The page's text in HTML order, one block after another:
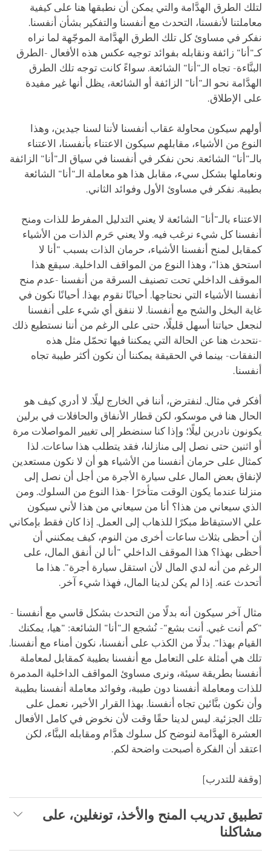
لتلك الطرق الهدَّامة والتي يمكن أن نطبقها هنا على كيفية
معاملتنا لأنفسنا، التحدث مع أنفسنا والتفكير بشأن أنفسنا.
نفكر في مساوئ كل تلك الطرق الهدَّامة الموجّهة لما نراه
كـ"أنا" زائفة ونقابله بفوائد توجيه عكس هذه الأفعال -الطرق
البنَّاءة- تجاه الـ"أنا" الشائعة. سواءً كانت توجه تلك الطرق
الهدَّامة نحو الـ"أنا" الزائفة أو الشائعة، يظل أنها غير مفيدة
على الإطلاق.
أولهم سيكون محاولة عقاب أنفسنا لأننا لسنا جيدين، وهذا
النوع من الأشياء، مقابلهم سيكون الاعتناء بأنفسنا، الاعتناء
بالـ"أنا" الشائعة. نحن نفكر في أنفسنا في سياق الـ"أنا" الزائفة
ونعاملها بشكل سيء، مقابل هذا هو معاملة الـ"أنا" الشائعة
بطيبة. نفكر في مساوئ الأول وفوائد الثاني.
الاعتناء بالـ"أنا" الشائعة لا يعني التدليل المفرط للذات ومنح
أنفسنا كل شيء نرغب فيه. ولا يعني حَرم الذات من الأشياء
كمقابل لمنح أنفسنا الأشياء، حرمان الذات بسبب "أنا لا
استحق هذا"، وهذا النوع من المواقف الداخلية. سيقع هذا
الموقف الداخلي تحت تصنيف السرقة من أنفسنا -عدم منح
أنفسنا الأشياء التي نحتاجها. أحيانًا نقوم بهذا. أحيانًا نكون في
غاية البخل والشح مع أنفسنا. لا ننفق أي شيء على أنفسنا
لنجعل حياتنا أسهل قليلًا، حتى على الرغم من أننا نستطيع ذلك
-نتحدث هنا عن الحالة التي يمكننا فيها تحمّل مثل هذه
النفقات- بينما في الحقيقة يمكننا أن نكون أكثر طيبة تجاه
أنفسنا.
أفكر في مثال. لنفترض، أننا في الخارج ليلًا. لا أدري كيف هو
الحال هنا في موسكو، لكن قطار الأنفاق والحافلات في برلين
يكونون نادرين ليلًا؛ وإذا كنا سنضطر إلى تغيير المواصلات مرة
أو اثنين حتى نصل إلى منازلنا، فقد يتطلب هذا ساعات. لذا
كمثال على حرمان أنفسنا من الأشياء هو أن لا نكون مستعدين
لإنفاق بعض المال على سيارة الأجرة من أجل أن نصل إلى
منزلنا عندما يكون الوقت متأخرًا -هذا النوع من السلوك. ومن
الذي سيعاني من هذا؟ أنا من سيعاني من هذا لأني سيكون
علي الاستيقاظ مبكرًا للذهاب إلى العمل. إذا كان فقط بإمكاني
أن أحظى بثلاث ساعات أخرى من النوم، كيف يمكنني أن
أحظى بهذا؟ هذا الموقف الداخلي "أنا لن أنفق المال، على
الرغم من أنه لدي المال لأن استقل سيارة أجرة". هذا ما
أتحدث عنه. إذا لم يكن لدينا المال، فهذا شيء آخر.
مثال آخر سيكون أنه بدلًا من التحدث بشكل قاسي مع أنفسنا -
"كم أنت غبي. أنت بشع"- نُشجع الـ"أنا" الشائعة: "هيا، يمكنك
القيام بهذا". بدلًا من الكذب على أنفسنا، نكون أمناء مع أنفسنا.
تلك هي أمثلة على التعامل مع أنفسنا بطيبة كمقابل لمعاملة
أنفسنا بطريقة سيئة، ونرى مساوئ المواقف الداخلية المدمرة
للذات ومعاملة أنفسنا دون طيبة، وفوائد معاملة أنفسنا بطيبة
وأن نكون بنَّائين تجاه أنفسنا. بهذا القرار الأخير، نعمل على
تلك الجزئية. ليس لدينا حقًا وقت لأن نخوض في كامل الأفعال
العشرة الهدَّامة لنوضح كل سلوك هدَّام ومقابله البنَّاء، لكن
اعتقد أن الفكرة أصبحت واضحة لكم.
[وقفة للتدرب]
تطبيق تدريب المنح والأخذ، تونغلين، على
مشاكلنا